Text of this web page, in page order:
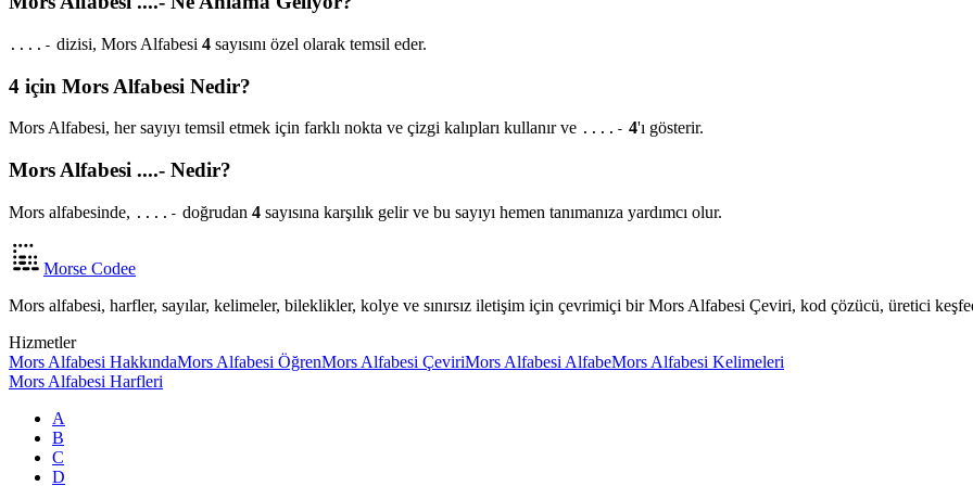
....- dizisi, Mors Alfabesi 4 sayısını özel olarak temsil eder.
4 için Mors Alfabesi Nedir?
Mors Alfabesi, her sayıyı temsil etmek için farklı nokta ve çizgi kalıpları kullanır ve ....- 4'ı gösterir.
Mors Alfabesi ....- Nedir?
Mors alfabesinde, ....- doğrudan 4 sayısına karşılık gelir ve bu sayıyı hemen tanımanıza yardımcı olur.
Morse Codee
Mors alfabesi, harfler, sayılar, kelimeler, bileklikler, kolye ve sınırsız iletişim için çevrimiçi bir Mors Alfabesi Çeviri, kod çözücü, üretici
Hizmetler
Mors Alfabesi HakkındaMors Alfabesi ÖğrenMors Alfabesi ÇeviriMors Alfabesi AlfabeMors Alfabesi Kelimeleri
Mors Alfabesi Harfleri
A
B
C
D